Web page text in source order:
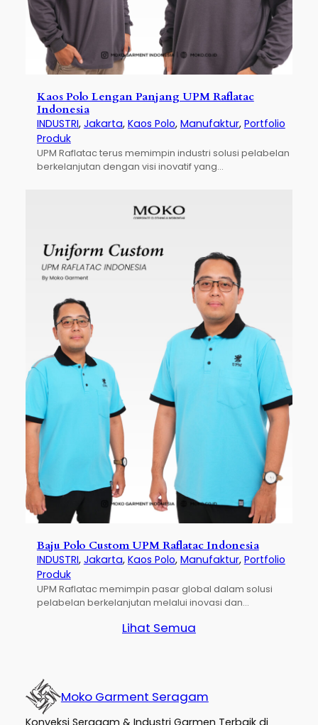
Kaos Polo Lengan Panjang UPM Raflatac
Indonesia
INDUSTRI, Jakarta, Kaos Polo, Manufaktur, Portfolio
Produk
UPM Raflatac terus memimpin industri solusi pelabelan
berkelanjutan dengan visi inovatif yang…
Baju Polo Custom UPM Raflatac Indonesia
INDUSTRI, Jakarta, Kaos Polo, Manufaktur, Portfolio
Produk
UPM Raflatac memimpin pasar global dalam solusi
pelabelan berkelanjutan melalui inovasi dan…
Lihat Semua
Moko Garment Seragam
Konveksi Seragam & Industri Garmen Terbaik di